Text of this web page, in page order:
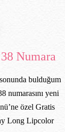
Numara
bulduğum
numarasını yeni
özel Gratis
Long Lipcolor